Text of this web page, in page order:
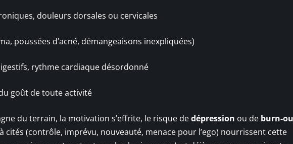
douleurs dorsales ou cervicales
poussées d’acné, démangeaisons inexpliquées)
rythme cardiaque désordonné
goût de toute activité
du terrain, la motivation s’effrite, le risque dedépression ou de burn-
cités (contrôle, imprévu, nouveauté, menace pour l’ego) nourrissent cette